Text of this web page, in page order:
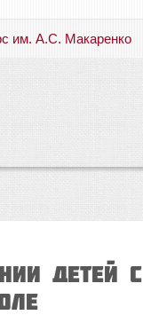
им. А.С. Макаренко
детей с